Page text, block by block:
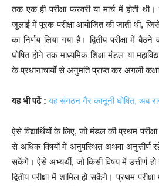
तक एक ही परीक्षा फरवरी या मार्च में होती
जुलाई में पूरक परीक्षा आयोजित की जाती थी,
का निर्णय लिया गया है। द्वितीय परीक्षा में बैठने
घोषित होने तक माध्यमिक शिक्षा मंडल या
के प्रधानाचार्यों से अनुमति प्राप्त कर अगली
यह भी पढें : यह संगठन गैर कानूनी घोषित, अब
ऐसे विद्यार्थियों के लिए, जो मंडल की प्रथम
से अधिक विषयों में अनुपस्थित अथवा अनुत्तीर्ण रहे
सकेंगे। ऐसे अभ्यर्थी, जो किसी विषय में उत्तीर्ण
द्वितीय परीक्षा में शामिल हो सकेंगे। प्रथम परीक्षा